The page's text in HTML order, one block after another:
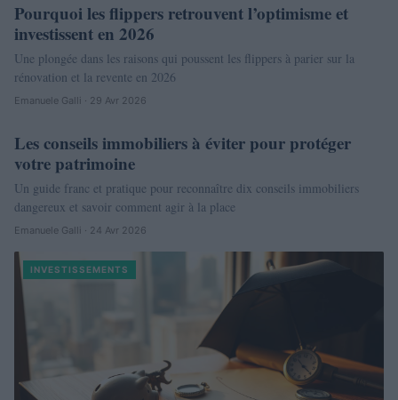
Pourquoi les flippers retrouvent l’optimisme et
investissent en 2026
Une plongée dans les raisons qui poussent les flippers à parier sur la
rénovation et la revente en 2026
Emanuele Galli · 29 Avr 2026
NEWS
Les conseils immobiliers à éviter pour protéger
votre patrimoine
Un guide franc et pratique pour reconnaître dix conseils immobiliers
dangereux et savoir comment agir à la place
Emanuele Galli · 24 Avr 2026
INVESTISSEMENTS